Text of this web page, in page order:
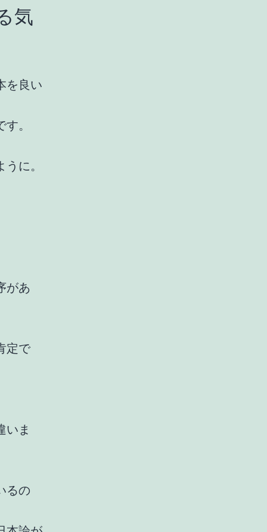
気
を良い
。
に。
があ
定で
いま
るの